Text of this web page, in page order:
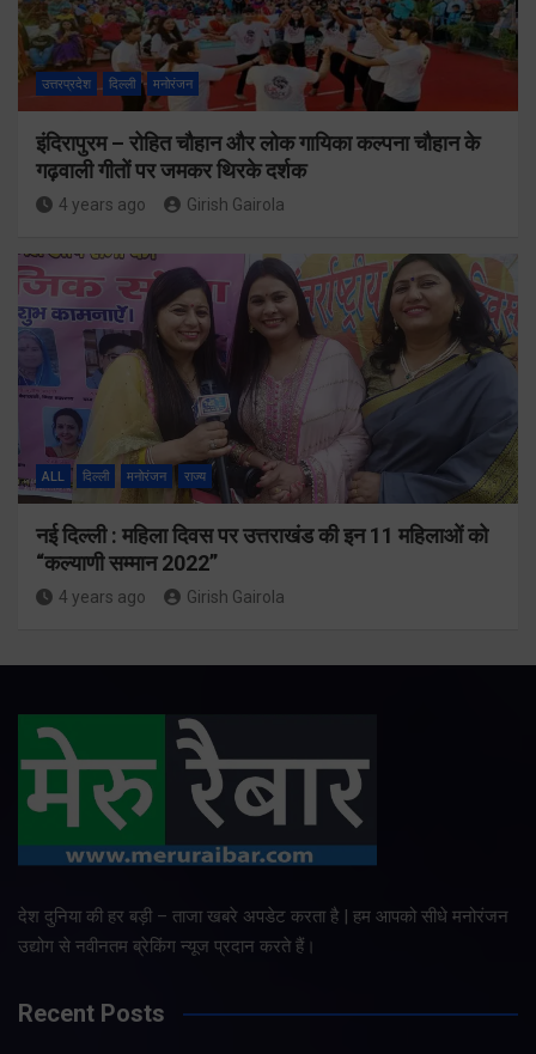
उत्तरप्रदेश दिल्ली मनोरंजन
इंदिरापुरम – रोहित चौहान और लोक गायिका कल्पना चौहान के
गढ़वाली गीतों पर जमकर थिरके दर्शक
4 years ago Girish Gairola
ALL दिल्ली मनोरंजन राज्य
नई दिल्ली : महिला दिवस पर उत्तराखंड की इन 11 महिलाओं को
“कल्याणी सम्मान 2022”
4 years ago Girish Gairola
देश दुनिया की हर बड़ी – ताजा खबरे अपडेट करता है | हम आपको सीधे मनोरंजन
उद्योग से नवीनतम ब्रेकिंग न्यूज प्रदान करते हैं।
Recent Posts